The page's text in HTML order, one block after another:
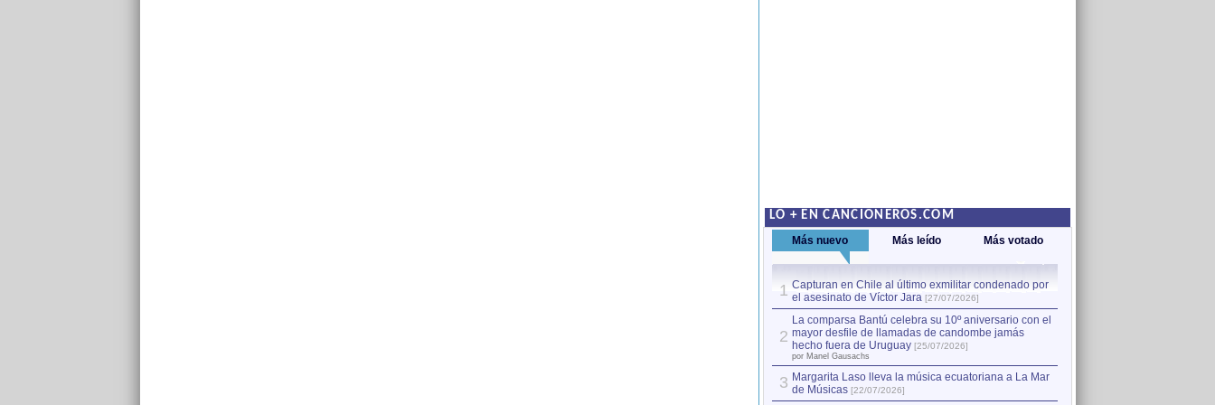
LO + EN CANCIONEROS.COM
Más nuevo Más leído Más votado
1 Capturan en Chile al último exmilitar condenado por
el asesinato de Víctor Jara [27/07/2026]
2
La comparsa Bantú celebra su 10º aniversario con el
mayor desfile de llamadas de candombe jamás
hecho fuera de Uruguay [25/07/2026]
por Manel Gausachs
3 Margarita Laso lleva la música ecuatoriana a La Mar
de Músicas [22/07/2026]